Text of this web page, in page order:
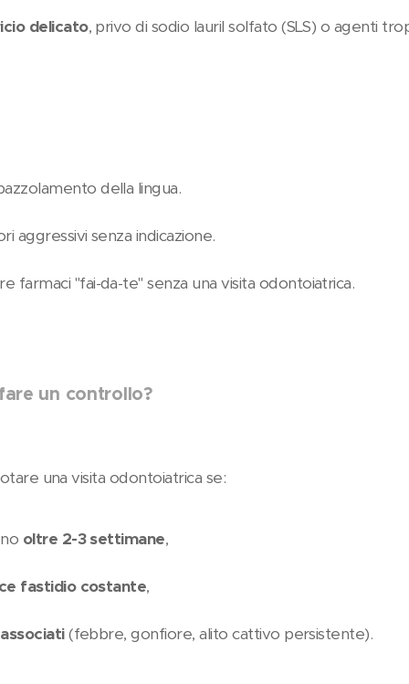
delicato, privo di sodio lauril solfato (SLS) o agenti
della lingua.
aggressivi senza indicazione.
farmaci "fai-da-te" senza una visita odontoiatrica.
un controllo?
una visita odontoiatrica se:
oltre 2-3 settimane,
fastidio costante,
(febbre, gonfiore, alito cattivo persistente).